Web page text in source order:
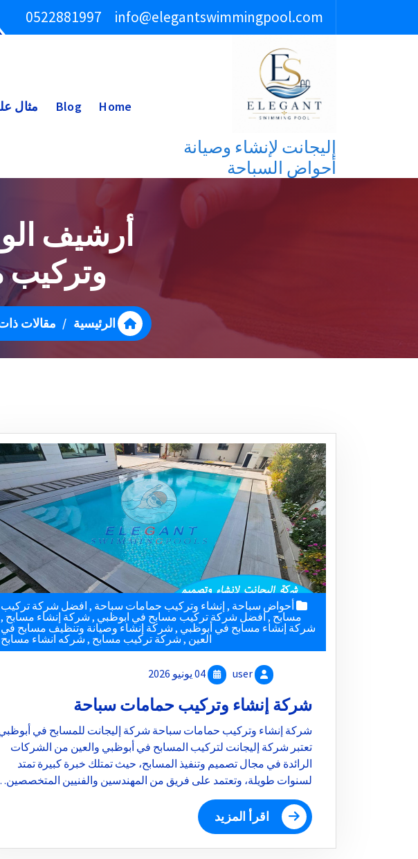
info@elegantswimmingpool.com
0522881997
إليجانت لإنشاء وصيانة
أحواض السباحة
Home
Blog مثال
أرشيف
وتركيب
الرئيسية / مقالات
أحواض سباحة , إنشاء وتركيب حمامات سباحة , افضل شركة تركيب
مسابح ,افضل شركة تركيب مسابح في ابوظبي , شركة إنشاء مسابح ,
شركة إنشاء مسابح في أبوظبي , شركة إنشاء وصيانة وتنظيف مسابح في
العين ,شركة تركيب مسابح , شركه انشاء مسابح
user 04 يونيو 2026
شركة إنشاء وتركيب حمامات سباحة
شركة إنشاء وتركيب حمامات سباحة شركة إليجانت للمسابح في
تعتبر شركة إليجانت لتركيب المسابح في أبوظبي والعين من الشركات
الرائدة في مجال تصميم وتنفيذ المسابح، حيث تمتلك خبرة كبيرة تمتد
لسنوات طويلة، وتعتمد على فريق من المهندسين والفنيين
اقرأ المزيد